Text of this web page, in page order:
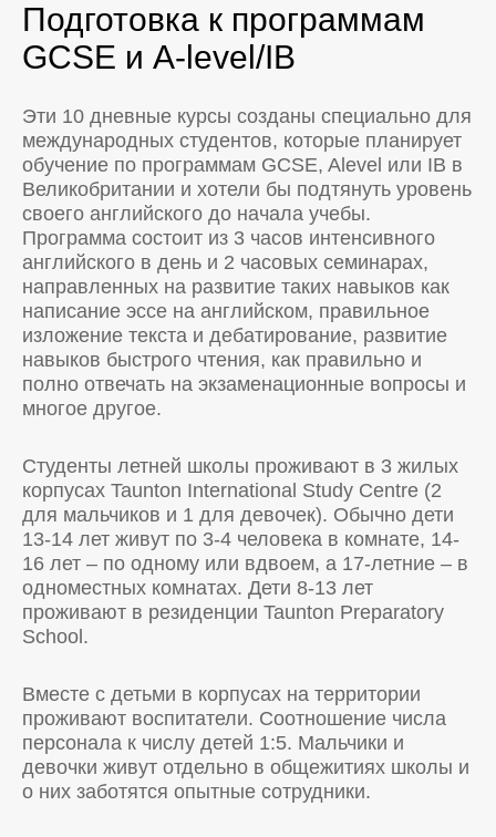
Подготовка к программам
GCSE и A-level/IB
Эти 10 дневные курсы созданы специально для
международных студентов, которые планирует
обучение по программам GCSE, Alevel или IB в
Великобритании и хотели бы подтянуть уровень
своего английского до начала учебы.
Программа состоит из 3 часов интенсивного
английского в день и 2 часовых семинарах,
направленных на развитие таких навыков как
написание эссе на английском, правильное
изложение текста и дебатирование, развитие
навыков быстрого чтения, как правильно и
полно отвечать на экзаменационные вопросы и
многое другое.
Студенты летней школы проживают в 3 жилых
корпусах Taunton International Study Centre (2
для мальчиков и 1 для девочек). Обычно дети
13-14 лет живут по 3-4 человека в комнате, 14-
16 лет – по одному или вдвоем, а 17-летние – в
одноместных комнатах. Дети 8-13 лет
проживают в резиденции Taunton Preparatory
School.
Вместе с детьми в корпусах на территории
проживают воспитатели. Соотношение числа
персонала к числу детей 1:5. Мальчики и
девочки живут отдельно в общежитиях школы и
о них заботятся опытные сотрудники.